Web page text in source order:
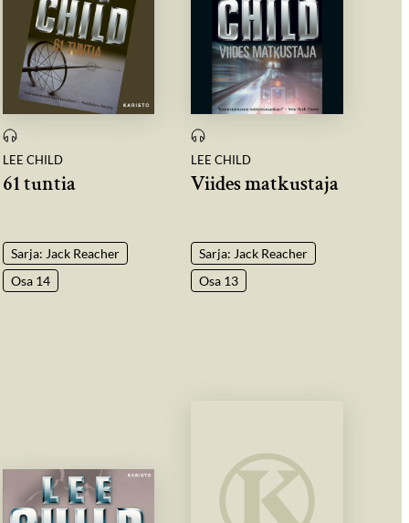
LEE CHILD
61 tuntia
Sarja: Jack Reacher
Osa 14
LEE CHILD
Viides matkustaja
Sarja: Jack Reacher
Osa 13